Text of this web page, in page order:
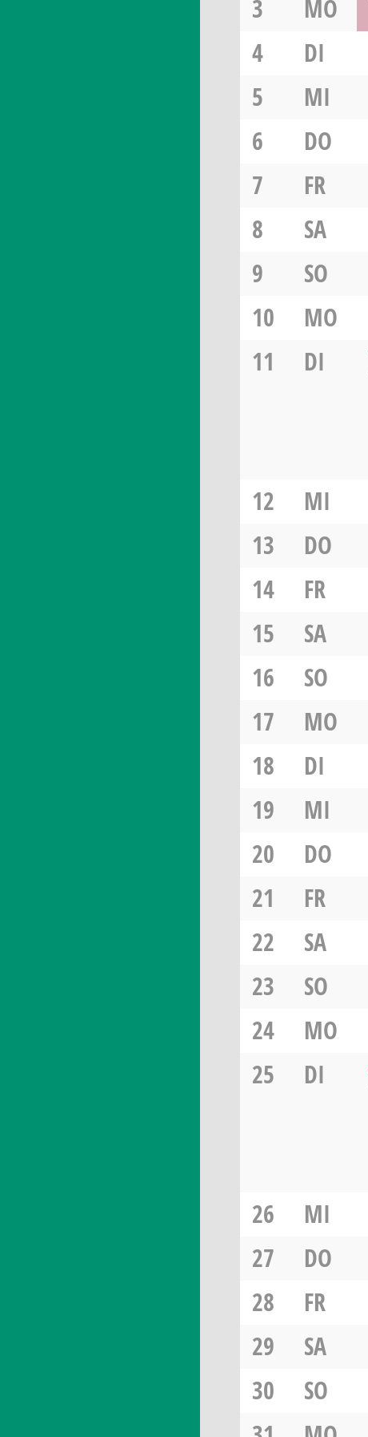
3 MO
4
DI
5
MI
6
DO
7
FR
8
SA
9
SO
10
MO
11
DI
12
MI
13
DO
14
FR
15
SA
16
SO
17
MO
18
DI
19
MI
20
DO
21
FR
22
SA
23
SO
24
MO
25
DI
26
MI
27
DO
28
FR
29
SA
30
SO